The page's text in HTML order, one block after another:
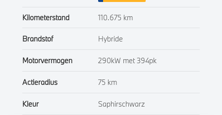
Kilometerstand 110.675 km
Brandstof Hybride
Motorvermogen 290kW met 394pk
Actieradius 75 km
Kleur Saphirschwarz